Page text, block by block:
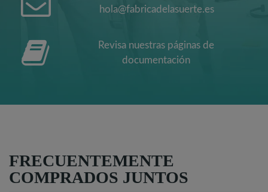
hola@fabricadelasuerte.es
Revisa nuestras páginas de
documentación
FRECUENTEMENTE
COMPRADOS JUNTOS